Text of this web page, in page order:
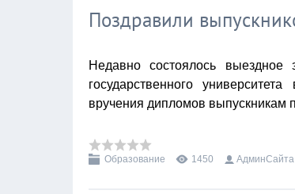
Поздравили
Недавно состоялось выездное
государственного
вручения дипломов выпускникам
Образование 1450 АдминСайта